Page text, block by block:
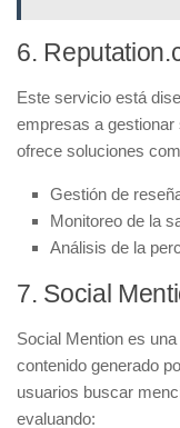
6.
Este servicio está
empresas a gestionar
ofrece soluciones
Gestión de
Monitoreo de la
Análisis de la
7. Social
Social Mention es
contenido generado
usuarios buscar
evaluando: